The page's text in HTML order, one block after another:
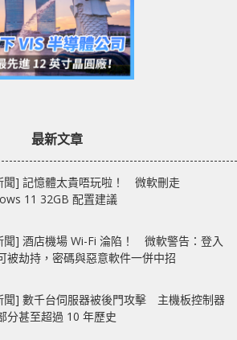
最新文章
聞] 記憶體太貴唔玩啦！ 微軟刪走
11 32GB 配置建議
聞] 酒店機場 Wi-Fi 淪陷！ 微軟警告：登入
被劫持，密碼與惡意軟件一併中招
聞] 數千台伺服器被後門攻擊 主機板控制器
分甚至超過 10 年歷史